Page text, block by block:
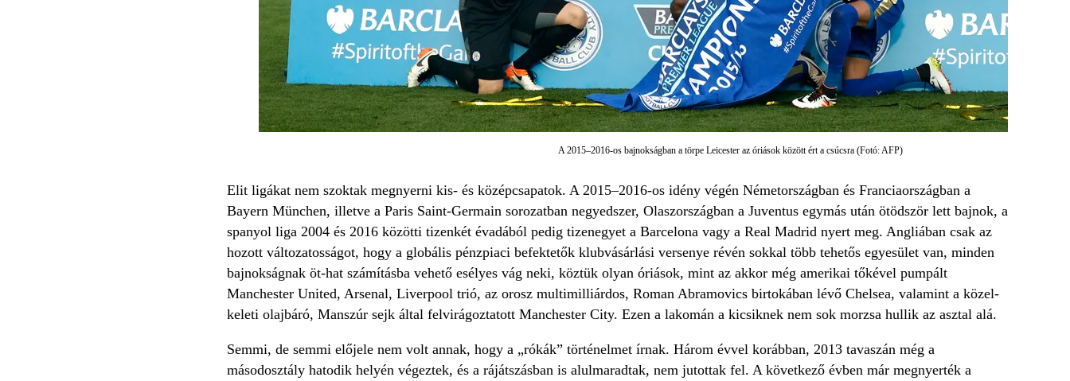
A 2015–2016-os bajnokságban a törpe Leicester az óriások között ért a csúcsra (Fotó: AFP)
Elit ligákat nem szoktak megnyerni kis- és középcsapatok. A 2015–2016-os idény végén Németországban és Franciaországban a
Bayern München, illetve a Paris Saint-Germain sorozatban negyedszer, Olaszországban a Juventus egymás után ötödször lett bajnok, a
spanyol liga 2004 és 2016 közötti tizenkét évadából pedig tizenegyet a Barcelona vagy a Real Madrid nyert meg. Angliában csak az
hozott változatosságot, hogy a globális pénzpiaci befektetők klubvásárlási versenye révén sokkal több tehetős egyesület van, minden
bajnokságnak öt-hat számításba vehető esélyes vág neki, köztük olyan óriások, mint az akkor még amerikai tőkével pumpált
Manchester United, Arsenal, Liverpool trió, az orosz multimilliárdos, Roman Abramovics birtokában lévő Chelsea, valamint a közel-
keleti olajbáró, Manszúr sejk által felvirágoztatott Manchester City. Ezen a lakomán a kicsiknek nem sok morzsa hullik az asztal alá.
Semmi, de semmi előjele nem volt annak, hogy a „rókák” történelmet írnak. Három évvel korábban, 2013 tavaszán még a
másodosztály hatodik helyén végeztek, és a rájátszásban is alulmaradtak, nem jutottak fel. A következő évben már megnyerték a